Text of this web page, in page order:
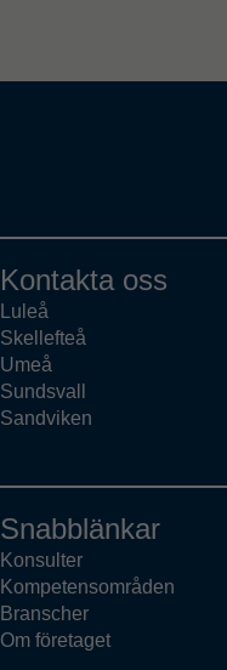
Kontakta oss
Luleå
Skellefteå
Umeå
Sundsvall
Sandviken
Snabblänkar
Konsulter
Kompetensområden
Branscher
Om företaget